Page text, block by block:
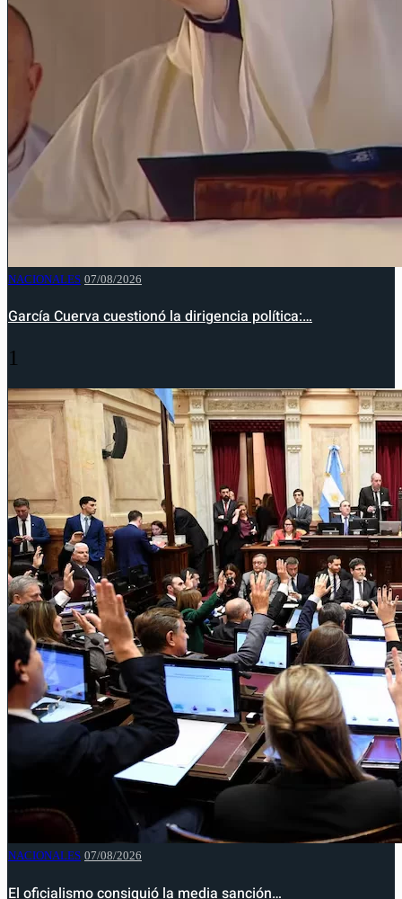
NACIONALES 07/08/2026
García Cuerva cuestionó la dirigencia política:…
1
NACIONALES 07/08/2026
El oficialismo consiguió la media sanción…